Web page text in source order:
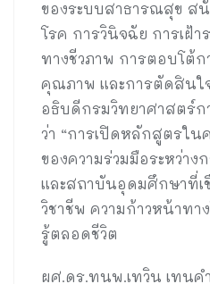
ของระบบสาธารณสุข ส
โรค การวินิจฉัย การเฝ้า
ทางชีวภาพ การตอบโต้
คุณภาพ และการตัดสิน
อธิบดีกรมวิทยาศาสตร์ก
ว่า “การเปิดหลักสูตรใ
ของความร่วมมือระหว่าง
และสถาบันอุดมศึกษาที่เ
วิชาชีพ ความก้าวหน้าทา
รู้ตลอดชีวิต
ผศ.ดร.ทนพ.เทวิน เทน